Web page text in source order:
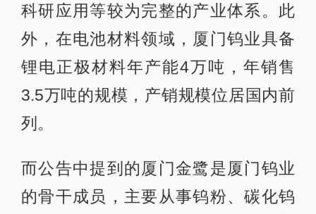
科研应用等较为完整的产业体系。此
外，在电池材料领域，厦门钨业具备
锂电正极材料年产能4万吨，年销售
3.5万吨的规模，产销规模位居国内前
列。
而公告中提到的厦门金鹭是厦门钨业
的骨干成员，主要从事钨粉、碳化钨